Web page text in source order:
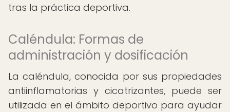
tras la práctica deportiva.
Caléndula: Formas de
administración y dosificación
La caléndula, conocida por sus propiedades
antiinflamatorias y cicatrizantes, puede ser
utilizada en el ámbito deportivo para ayudar